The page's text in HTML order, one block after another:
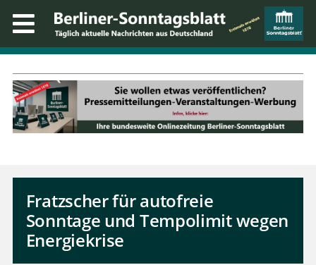
Fratzscher für autofreie
Sonntage und Tempolimit wegen
Energiekrise